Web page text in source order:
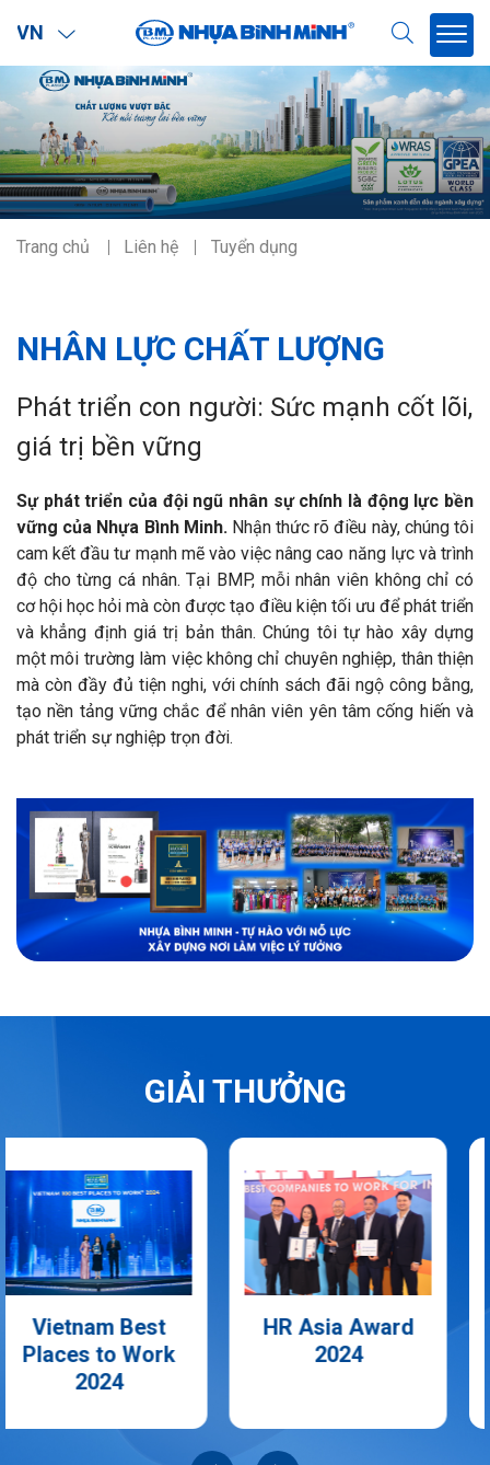
VN
Trang chủ Liên hệ Tuyển dụng
NHÂN LỰC CHẤT LƯỢNG
Phát triển con người: Sức mạnh cốt lõi,
giá trị bền vững
Sự phát triển của đội ngũ nhân sự chính là động lực bền
vững của Nhựa Bình Minh. Nhận thức rõ điều này, chúng tôi
cam kết đầu tư mạnh mẽ vào việc nâng cao năng lực và trình
độ cho từng cá nhân. Tại BMP, mỗi nhân viên không chỉ có
cơ hội học hỏi mà còn được tạo điều kiện tối ưu để phát triển
và khẳng định giá trị bản thân. Chúng tôi tự hào xây dựng
một môi trường làm việc không chỉ chuyên nghiệp, thân thiện
mà còn đầy đủ tiện nghi, với chính sách đãi ngộ công bằng,
tạo nền tảng vững chắc để nhân viên yên tâm cống hiến và
phát triển sự nghiệp trọn đời.
GIẢI THƯỞNG
HR Asia Award
2024
HR Asia Award